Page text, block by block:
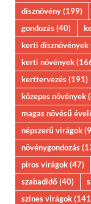
dísznövény(199)
gondozás(40)
kerti dísznövények
kerti növények
kerttervezés(191)
közepes növények
magas növésű
népszerű virágok
növénygondozás
piros virágok(47)
szabadidő(40)
színes virágok